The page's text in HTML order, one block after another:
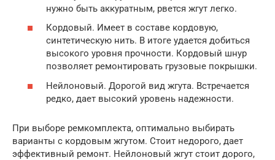
нужно быть аккуратным, рвется жгут легко.
Кордовый. Имеет в составе кордовую,
синтетическую нить. В итоге удается добиться
высокого уровня прочности. Кордовый шнур
позволяет ремонтировать грузовые покрышки.
Нейлоновый. Дорогой вид жгута. Встречается
редко, дает высокий уровень надежности.
При выборе ремкомплекта, оптимально выбирать
варианты с кордовым жгутом. Стоит недорого, дает
эффективный ремонт. Нейлоновый жгут стоит дорого,